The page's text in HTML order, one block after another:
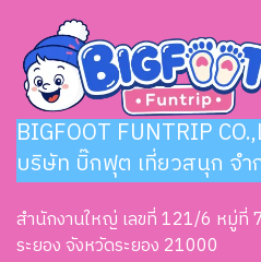
BIGFOOT FUNTRIP
บริษัท บิ๊กฟุต เที่ยวสนุก จำ
สำนักงานใหญ่ เลขที่ 121/6 หมู่ที่
ระยอง จังหวัดระยอง 21000